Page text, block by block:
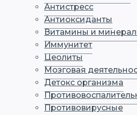
Антистресс
Антиоксиданты
Витамины и
Иммунитет
Цеолиты
Мозговая
Детокс организма
Противовирусные